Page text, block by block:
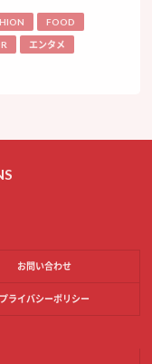
FOOD
エンタメ
お問い合わせ
プライバシーポリシー